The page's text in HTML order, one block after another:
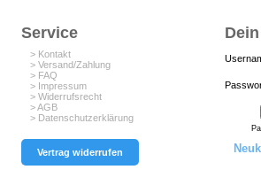
Service
> Kontakt
> Versand/Zahlung
> FAQ
> Impressum
> Widerrufsrecht
> AGB
> Datenschutzerklärung
Vertrag widerrufen